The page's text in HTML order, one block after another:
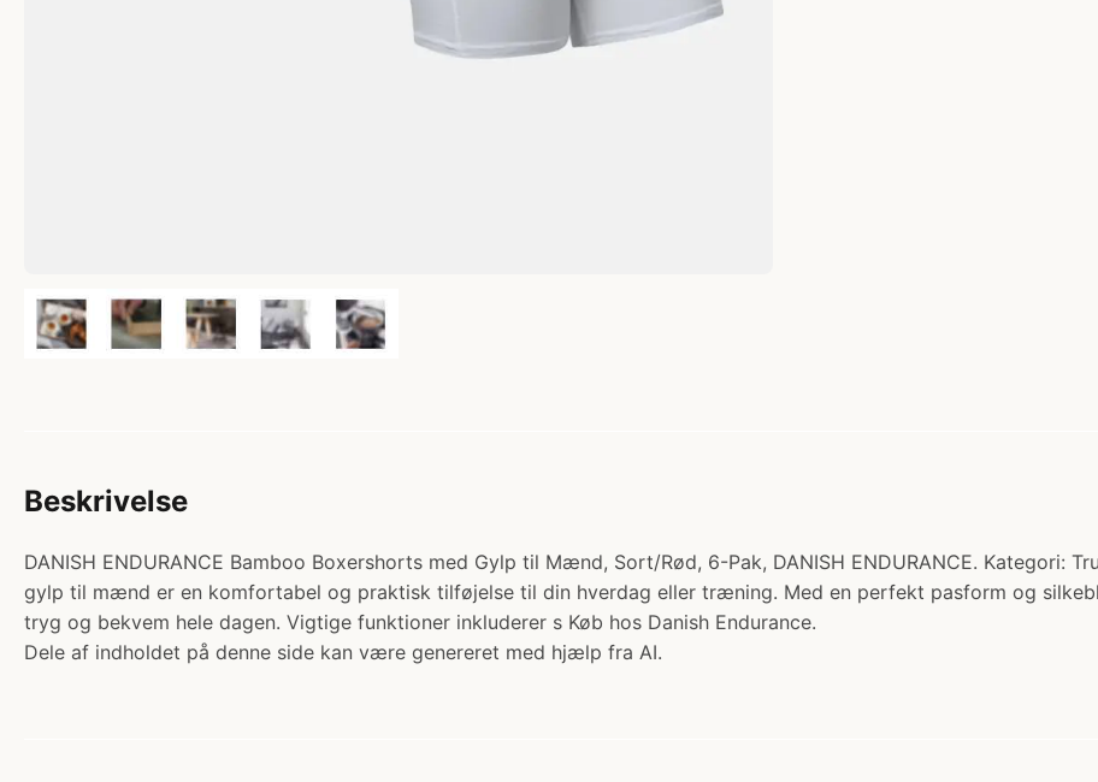
Beskrivelse
DANISH ENDURANCE Bamboo Boxershorts med Gylp til Mænd, Sort/Rød, 6-Pak, DANISH ENDURANCE. Kategori:
gylp til mænd er en komfortabel og praktisk tilføjelse til din hverdag eller træning. Med en perfekt pasform og
tryg og bekvem hele dagen. Vigtige funktioner inkluderer s Køb hos Danish Endurance.
Dele af indholdet på denne side kan være genereret med hjælp fra AI.